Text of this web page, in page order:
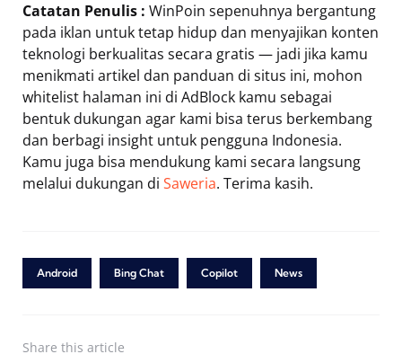
Catatan Penulis : WinPoin sepenuhnya bergantung
pada iklan untuk tetap hidup dan menyajikan konten
teknologi berkualitas secara gratis — jadi jika kamu
menikmati artikel dan panduan di situs ini, mohon
whitelist halaman ini di AdBlock kamu sebagai
bentuk dukungan agar kami bisa terus berkembang
dan berbagi insight untuk pengguna Indonesia.
Kamu juga bisa mendukung kami secara langsung
melalui dukungan di Saweria. Terima kasih.
Android Bing Chat Copilot News
Share this article